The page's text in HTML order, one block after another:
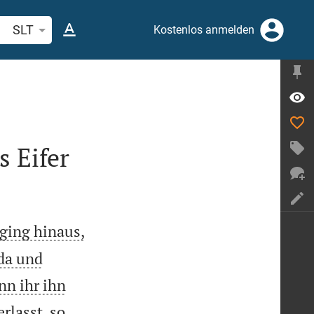
oder Begriff suchen
SLT Kostenlos anmelden
Eifer
hinaus,
und
ihr ihn